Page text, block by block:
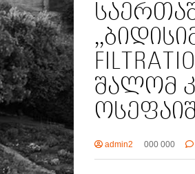
შალომ
admin2 000 000